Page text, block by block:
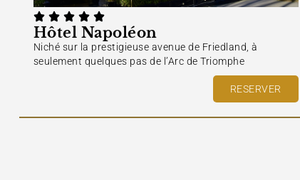
Hôtel Napoléon
Niché sur la prestigieuse avenue de Friedland, à
seulement quelques pas de l’Arc de Triomphe
RESERVER